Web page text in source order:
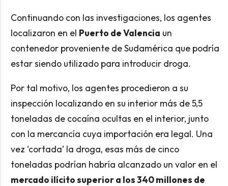
Continuando con las investigaciones, los agentes
localizaron en el Puerto de Valencia un
contenedor proveniente de Sudamérica que podría
estar siendo utilizado para introducir droga.
Por tal motivo, los agentes procedieron a su
inspección localizando en su interior más de 5,5
toneladas de cocaína ocultas en el interior, junto
con la mercancía cuya importación era legal. Una
vez ‘cortada’ la droga, esas más de cinco
toneladas podrían habría alcanzado un valor en el
mercado ilícito superior a los 340 millones de